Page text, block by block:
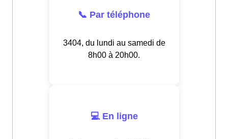
📞 Par téléphone
3404, du lundi au samedi de
8h00 à 20h00.
💻 En ligne